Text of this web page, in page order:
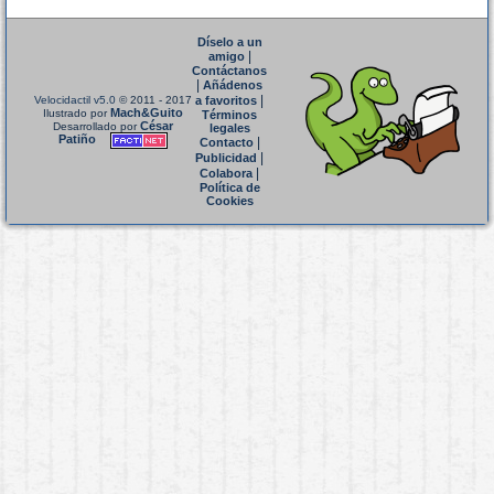
Velocidactil v5.0 © 2011 - 2017
Ilustrado porMach&Guito
Desarrollado porCésar
Patiño
Díselo a un
amigo|
Contáctanos
Añádenos
a favoritos
Términos
legales
Contacto|
Publicidad
Colabora|
Política de
Cookies